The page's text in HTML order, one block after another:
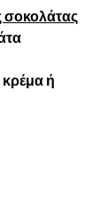
σοκολάτας
ή